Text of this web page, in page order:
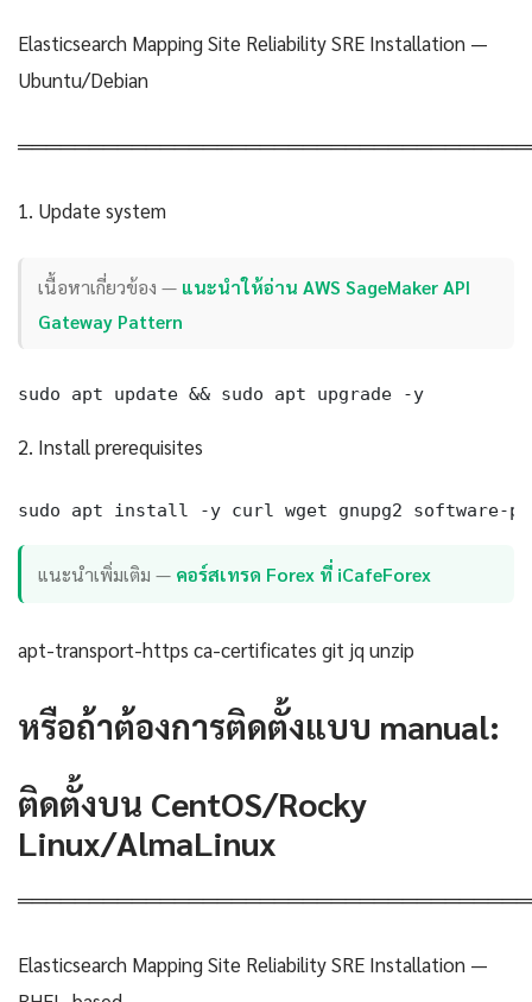
Elasticsearch Mapping Site Reliability SRE Installation —
Ubuntu/Debian
1. Update system
เนื้อหาเกี่ยวข้อง — แนะนำให้อ่าน AWS SageMaker API
Gateway Pattern
sudo apt update && sudo apt upgrade -y
2. Install prerequisites
sudo apt install -y curl wget gnupg2 software-
แนะนำเพิ่มเติม — คอร์สเทรด Forex ที่ iCafeForex
apt-transport-https ca-certificates git jq unzip
หรือถ้าต้องการติดตั้งแบบ manual:
ติดตั้งบน CentOS/Rocky
Linux/AlmaLinux
Elasticsearch Mapping Site Reliability SRE Installation —